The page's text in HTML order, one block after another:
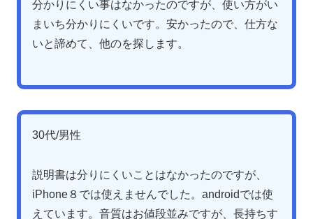
分かりにくい事はなかったのですが、使い方がい
まいち分かりにくいです。安かったので、仕方な
いと諦めて、他のを探します。
30代/男性
説明書は分りにくいことはなかったのですが、
iPhone８では使えませんでした。androidでは使
えています。音質はお値段並みですが、長持ちす